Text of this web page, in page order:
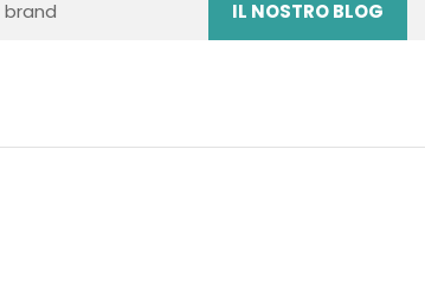
brand IL NOSTRO BLOG